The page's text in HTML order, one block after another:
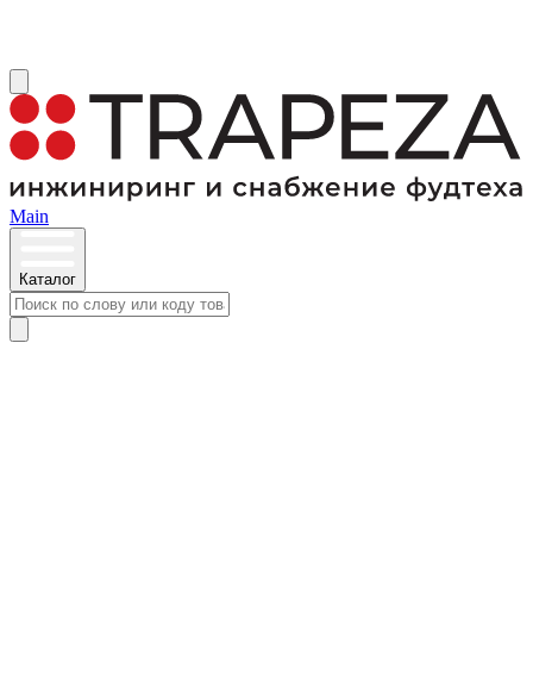
Main
Каталог